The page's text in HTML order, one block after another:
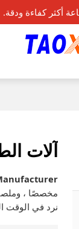
أكثر كفاءة ودقة.
آلات
مخصصًا ،
نرد في الوقت